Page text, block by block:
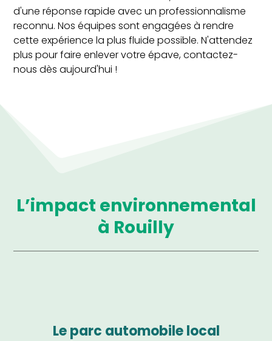
d'une réponse rapide avec un professionnalisme
reconnu. Nos équipes sont engagées à rendre
cette expérience la plus fluide possible. N'attendez
plus pour faire enlever votre épave, contactez-
nous dès aujourd'hui !
L’impact environnemental
à Rouilly
Le parc automobile local